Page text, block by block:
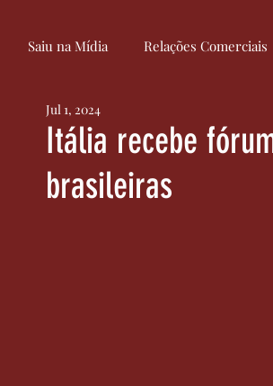
Saiu na Mídia Relações Comerciais
Curiosidades
Inovação
Itália recebe
brasileiras
Jul 1, 2024